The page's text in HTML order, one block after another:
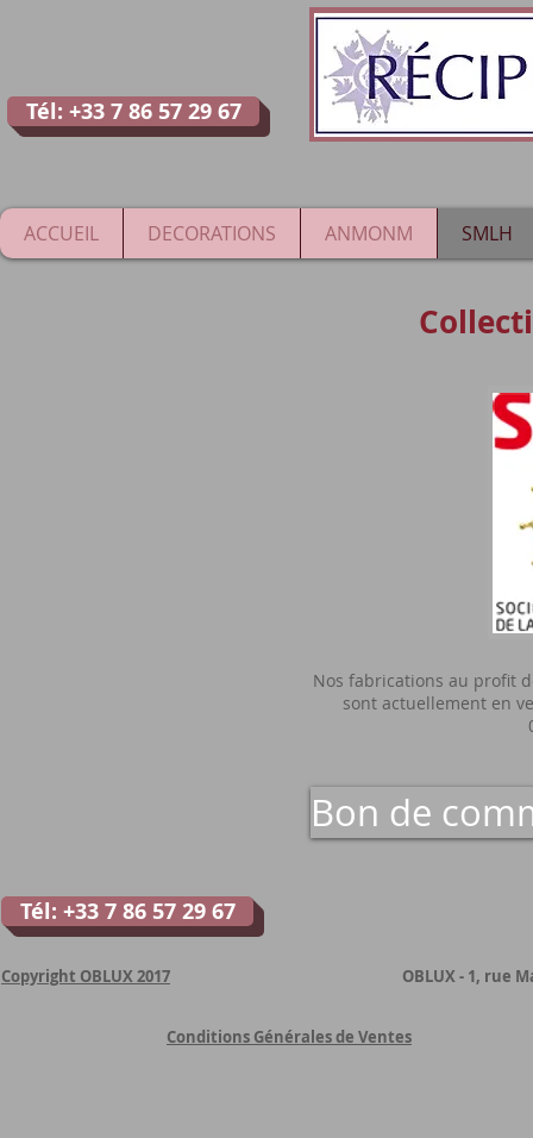
Tél: +33 7 86 57 29 67
ACCUEIL DECORATIONS ANMONM SMLH
Nos fabrications au profit
sont actuellement en
Bon de
Tél: +33 7 86 57 29 67
Copyright OBLUX 2017 OBLUX - 1, rue
Conditions Générales de Ventes